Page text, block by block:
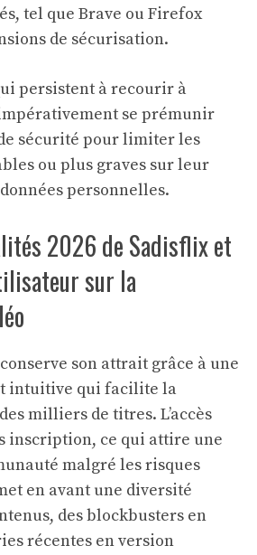
tel que Brave ou Firefox
de sécurisation.
persistent à recourir à
se prémunir
sécurité pour limiter les
ou plus graves sur leur
personnelles.
2026 de Sadisflix et
sur la
son attrait grâce à une
intuitive qui facilite la
milliers de titres. L’accès
inscription, ce qui attire une
malgré les risques
en avant une diversité
des blockbusters en
récentes en version